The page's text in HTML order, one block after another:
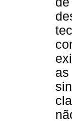
as